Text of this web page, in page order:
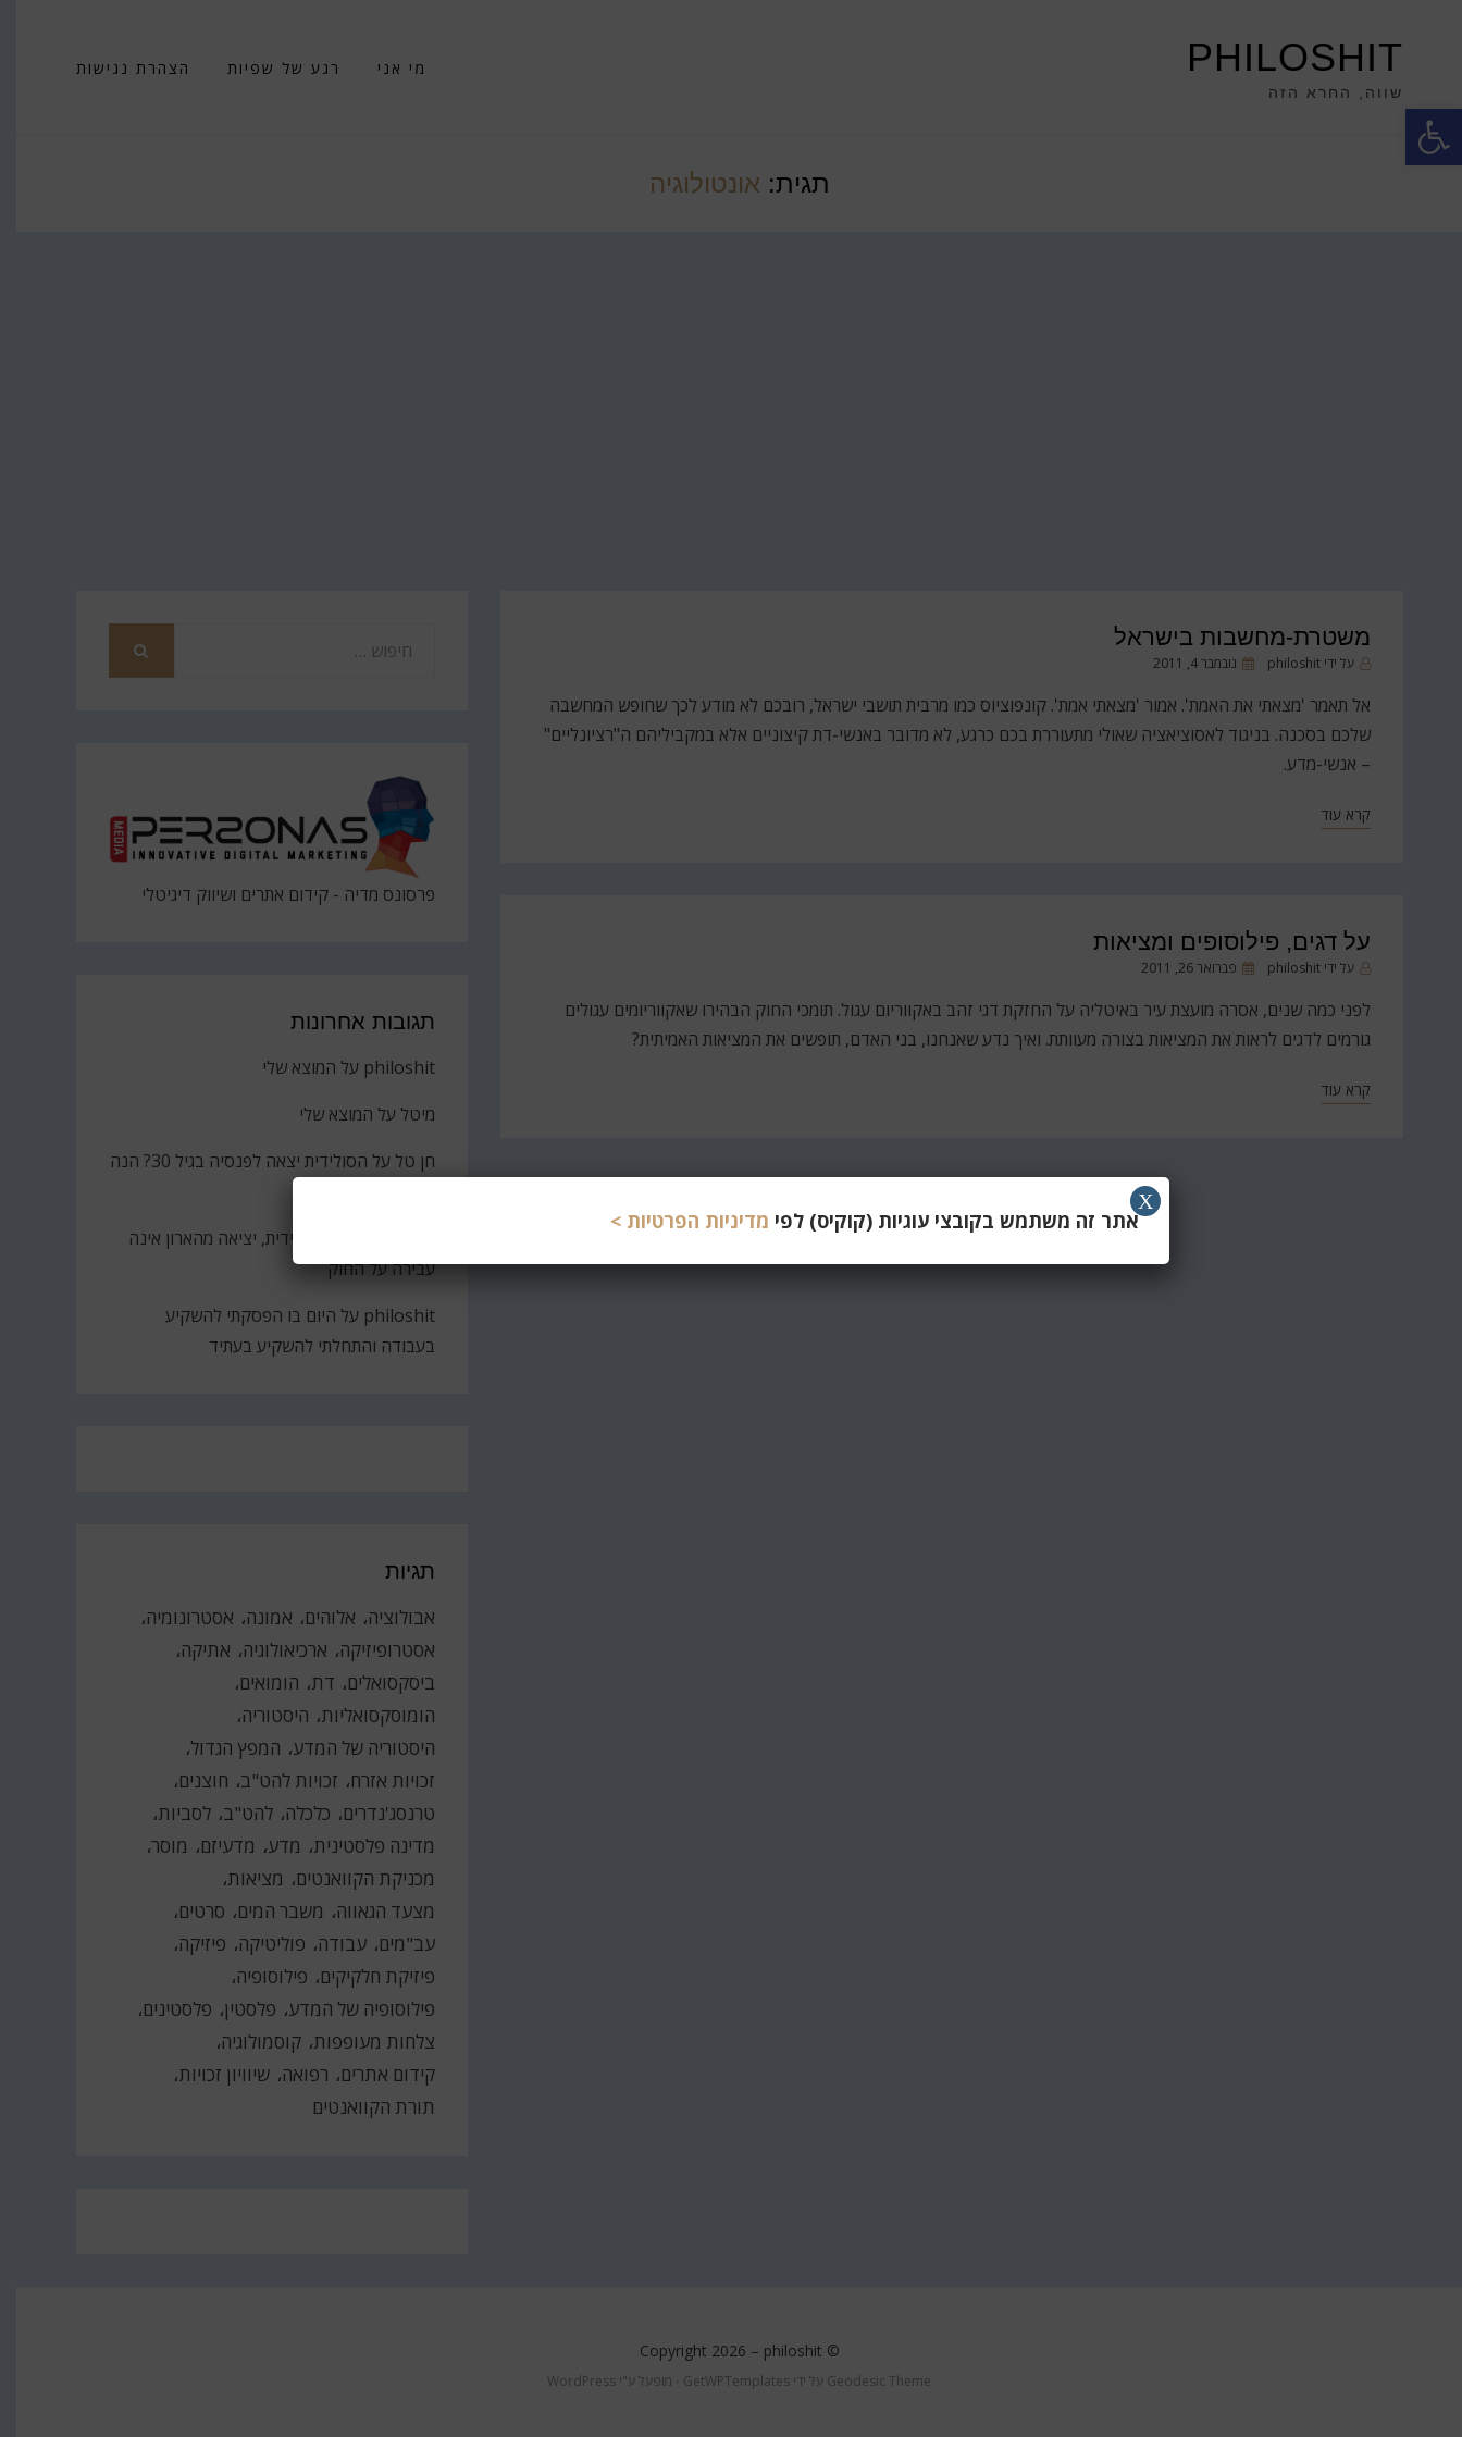
פתח סרגל נגישות
PHILOSHIT
שווה, החרא הזה
מי אני רגע של שפיות הצהרת נגישות
תגית: אונטולוגיה
משטרת-מחשבות בישראל
על ידיphiloshit
פורסםנובמבר 4, 2011
אל תאמר 'מצאתי את האמת'. אמור 'מצאתי אמת'. קונפוציוס כמו מרבית תושבי ישראל, רובכם לא מודע לכך שחופש המחשבה
שלכם בסכנה. בניגוד לאסוציאציה שאולי מתעוררת בכם כרגע, לא מדובר באנשי-דת קיצוניים אלא במקביליהם ה"רציונליים"
– אנשי-מדע.
קרא עוד
על דגים, פילוסופים ומציאות
על ידיphiloshit
פורסםפברואר 26, 2011
לפני כמה שנים, אסרה מועצת עיר באיטליה על החזקת דגי זהב באקווריום עגול. תומכי החוק הבהירו שאקווריומים עגולים
גורמים לדגים לראות את המציאות בצורה מעוותת. ואיך נדע שאנחנו, בני האדם, תופשים את המציאות האמיתית?
קרא עוד
פרסונס מדיה - קידום אתרים ושיווק דיגיטלי
תגובות אחרונות
philoshit על המוצא שלי
מיטל על המוצא שלי
חן טל על
הסולידית יצאה לפנסיה בגיל 30? הנה
גבירתי הסולידית, יציאה מהארון אינה
עבירה על החוק
philoshit על היום בו הפסקתי להשקיע
בעבודה והתחלתי להשקיע בעתיד
תגיות
אבולוציה אלוהים אמונה
אסטרונומיה
אסטרופיזיקה
ארכיאולוגיה
אתיקה
ביסקסואלים
דת הומואים
הומוסקסואליות היסטוריה
היסטוריה של המדע המפץ הגדול
זכויות אזרח
זכויות להט"ב חוצנים
טרנסג'נדרים
כלכלה להט"ב לסביות
מדינה פלסטינית
מדע מדעיזם
מוסר
מכניקת הקוואנטים
מציאות
מצעד הגאווה
משבר המים
סרטים
עב"מים עבודה פוליטיקה
פיזיקה
פיזיקת חלקיקים
פילוסופיה
פילוסופיה של המדע פלסטין פלסטינים
צלחות מעופפות קוסמולוגיה
קידום אתרים
רפואה שיוויון זכויות
תורת הקוואנטים
© Copyright 2026 –
philoshit
Geodesic Theme על ידי GetWPTemplates מופעל ע"י WordPress
אתר זה משתמש בקובצי עוגיות (קוקיס) לפי מדיניות הפרטיות >
X